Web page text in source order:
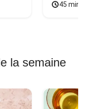
45
la semaine